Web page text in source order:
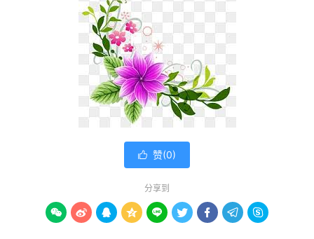
 赞(0)
分享到
        